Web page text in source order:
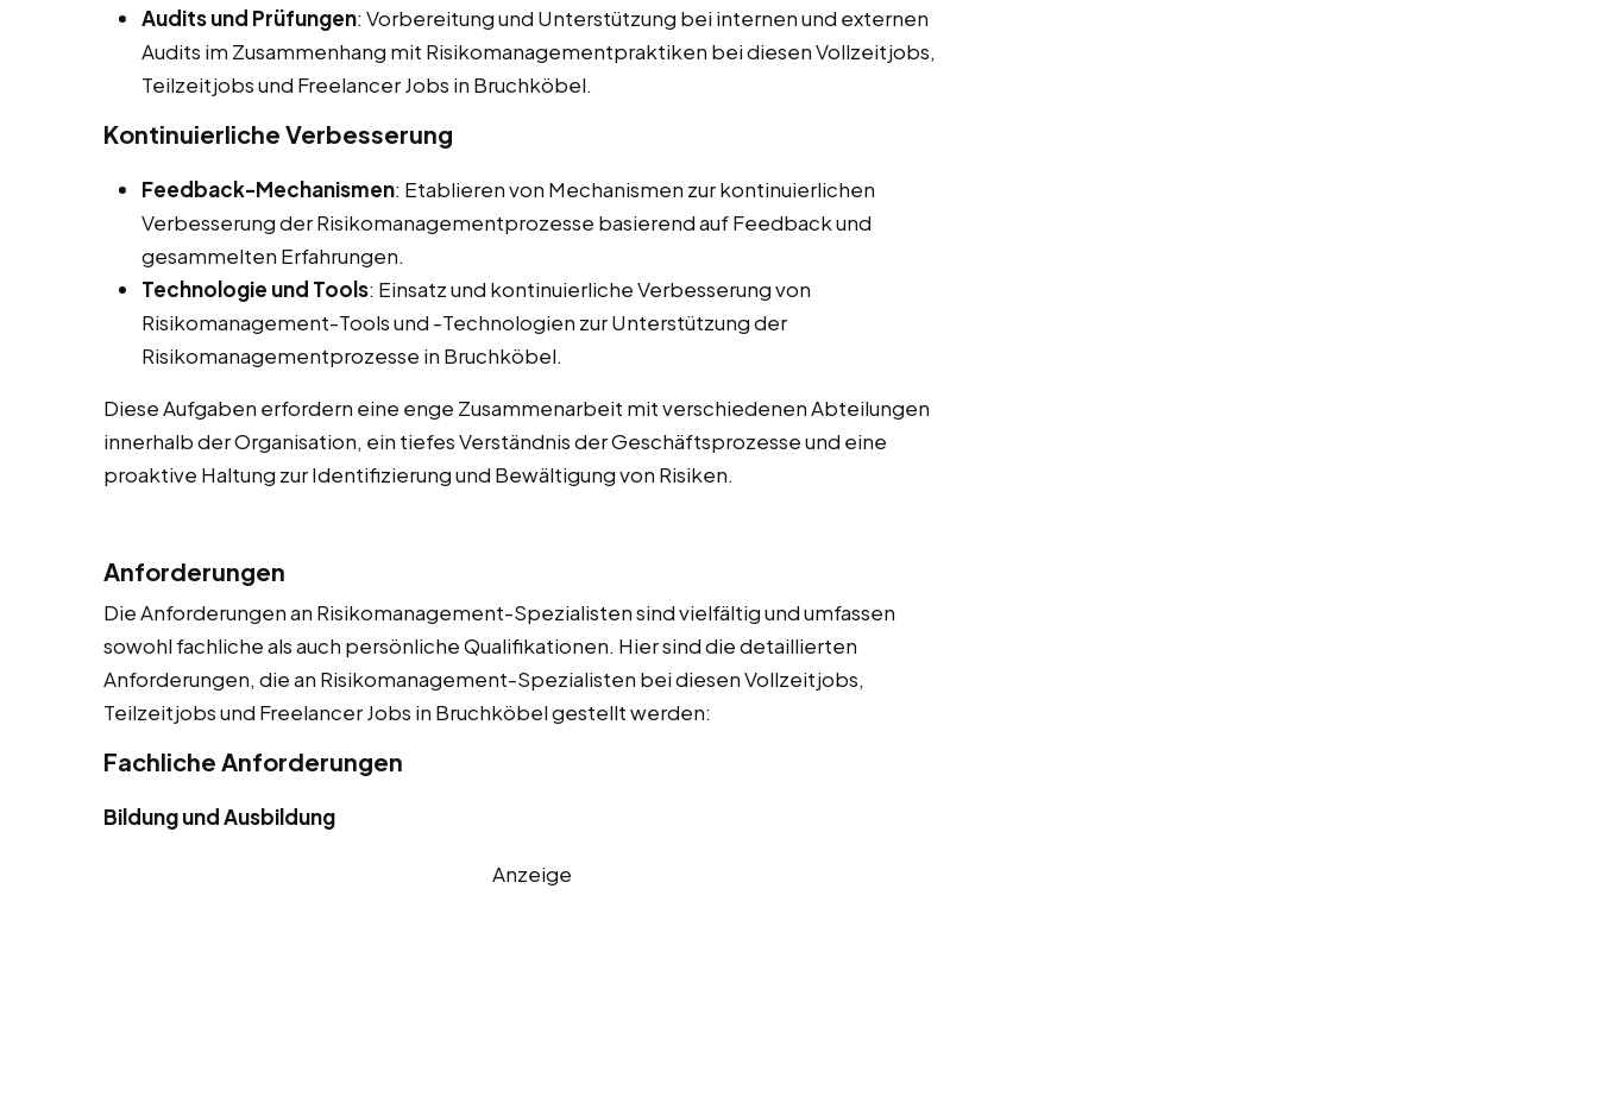
Audits und Prüfungen: Vorbereitung und Unterstützung bei internen und externen
Audits im Zusammenhang mit Risikomanagementpraktiken bei diesen Vollzeitjobs,
Teilzeitjobs und Freelancer Jobs in Bruchköbel.
Kontinuierliche Verbesserung
Feedback-Mechanismen: Etablieren von Mechanismen zur kontinuierlichen
Verbesserung der Risikomanagementprozesse basierend auf Feedback und
gesammelten Erfahrungen.
Technologie und Tools: Einsatz und kontinuierliche Verbesserung von
Risikomanagement-Tools und -Technologien zur Unterstützung der
Risikomanagementprozesse in Bruchköbel.
Diese Aufgaben erfordern eine enge Zusammenarbeit mit verschiedenen Abteilungen
innerhalb der Organisation, ein tiefes Verständnis der Geschäftsprozesse und eine
proaktive Haltung zur Identifizierung und Bewältigung von Risiken.
Anforderungen
Die Anforderungen an Risikomanagement-Spezialisten sind vielfältig und umfassen
sowohl fachliche als auch persönliche Qualifikationen. Hier sind die detaillierten
Anforderungen, die an Risikomanagement-Spezialisten bei diesen Vollzeitjobs,
Teilzeitjobs und Freelancer Jobs in Bruchköbel gestellt werden:
Fachliche Anforderungen
Bildung und Ausbildung
Anzeige